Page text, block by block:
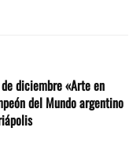
diciembre «Arte en
del Mundo argentino